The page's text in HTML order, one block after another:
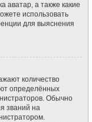
аватар, а также какие
использовать
для выяснения
количество
определённых
Обычно
званий на